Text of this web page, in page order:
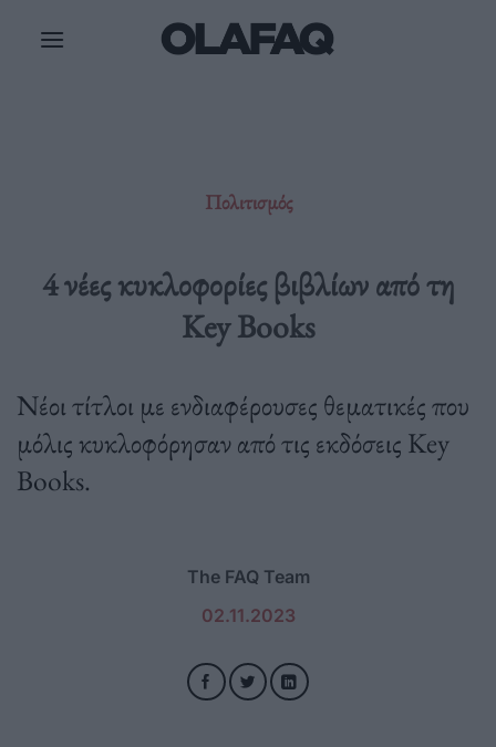
Πολιτισμός
4 νέες κυκλοφορίες βιβλίων από τη
Key Books
Νέοι τίτλοι με ενδιαφέρουσες θεματικές που
μόλις κυκλοφόρησαν από τις εκδόσεις Key
Books.
The FAQ Team
02.11.2023